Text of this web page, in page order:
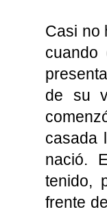
Casi no
cuando
de su
casada
nació.
tenido,
frente